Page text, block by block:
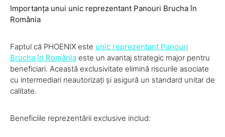
Importanța unui unic reprezentant Panouri Brucha în
România
Faptul că PHOENIX este unic reprezentant Panouri
Brucha în România este un avantaj strategic major pentru
beneficiari. Această exclusivitate elimină riscurile asociate
cu intermediari neautorizați și asigură un standard unitar de
calitate.
Beneficiile reprezentării exclusive includ: